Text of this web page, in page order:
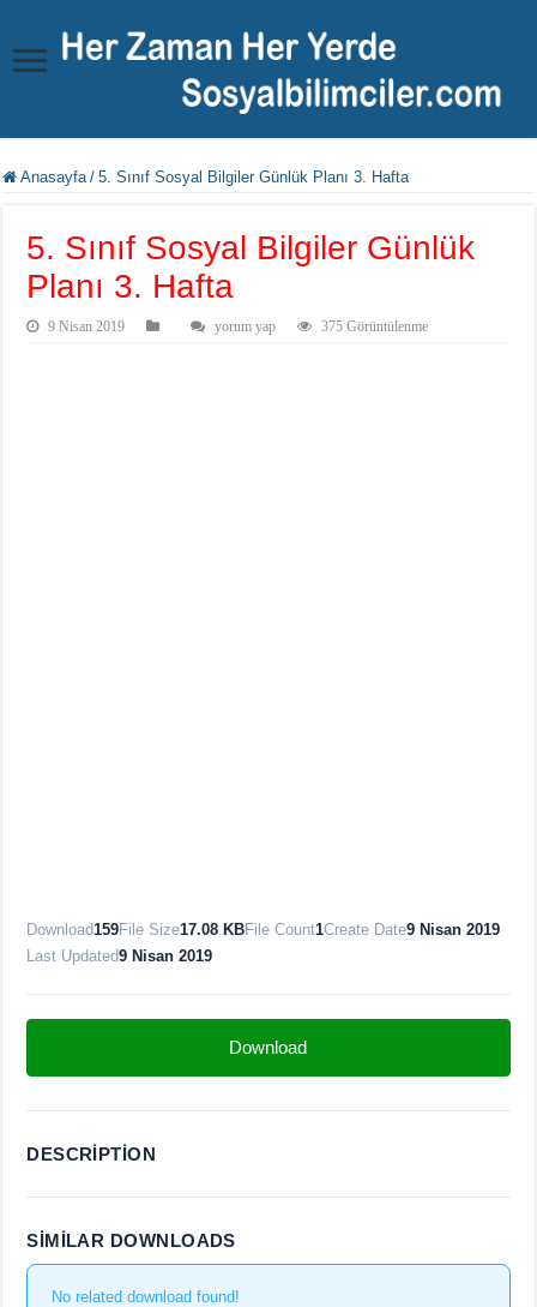
Anasayfa / 5. Sınıf Sosyal Bilgiler Günlük Planı 3. Hafta
5. Sınıf Sosyal Bilgiler Günlük
Planı 3. Hafta
9 Nisan 2019 yorum yap 375 Görüntülenme
Download159File Size17.08 KBFile Count1Create Date9 Nisan 2019
Last Updated9 Nisan 2019
Download
DESCRIPTION
SIMILAR DOWNLOADS
No related download found!